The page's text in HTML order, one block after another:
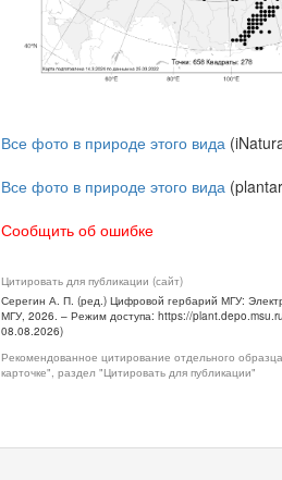
Все фото в природе этого вида
Все фото в природе этого вида
Сообщить об ошибке
Цитировать для публикации (сайт)
Серегин А. П. (ред.) Цифровой гербарий МГУ:
МГУ, 2026. – Режим доступа: https://
08.08.2026)
Рекомендованное цитирование отдельного
карточке", раздел "Цитировать для публикации"